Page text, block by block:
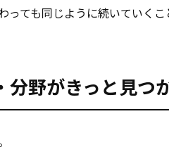
っても同じように続いていく
分野がきっと見つ